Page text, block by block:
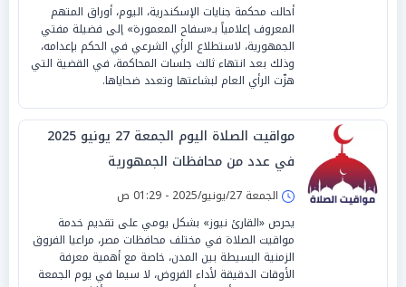
أحالت محكمة جنايات الإسكندرية، اليوم، أوراق المتهم
المعروف إعلامياً بـ«سفاح المعمورة» إلى فضيلة مفتي
الجمهورية، لاستطلاع الرأي الشرعي في الحكم بإعدامه،
وذلك بعد انتهاء ثالث جلسات المحاكمة، في القضية التي
هزّت الرأي العام لبشاعتها وتعدد ضحاياها.
مواقيت الصلاة اليوم الجمعة 27 يونيو 2025
في عدد من محافظات الجمهورية
الجمعة 27/يونيو/2025 - 01:29 ص
يحرص «القارئ نيوز» بشكل يومي على تقديم خدمة
مواقيت الصلاة في مختلف محافظات مصر، مراعيا الفروق
الزمنية البسيطة بين المدن، خاصة مع أهمية معرفة
الأوقات الدقيقة لأداء الفروض، لا سيما في يوم الجمعة